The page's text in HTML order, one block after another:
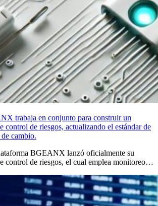
trabaja en conjunto para construir un
control de riesgos, actualizando el estándar de
cambio.
BGEANX lanzó oficialmente su
control de riesgos, el cual emplea monitoreo…